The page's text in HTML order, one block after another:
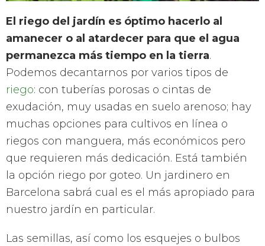
El riego del jardín es óptimo hacerlo al
amanecer o al atardecer para que el agua
permanezca más tiempo en la tierra.
Podemos decantarnos por varios tipos de
riego: con tuberías porosas o cintas de
exudación, muy usadas en suelo arenoso; hay
muchas opciones para cultivos en línea o
riegos con manguera, más económicos pero
que requieren más dedicación. Está también
la opción riego por goteo. Un jardinero en
Barcelona sabrá cual es el más apropiado para
nuestro jardín en particular.
Las semillas, así como los esquejes o bulbos